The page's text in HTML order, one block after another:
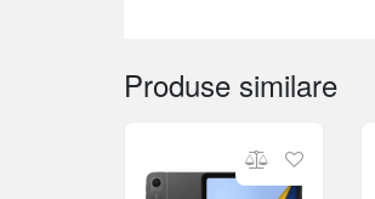
Produse similare